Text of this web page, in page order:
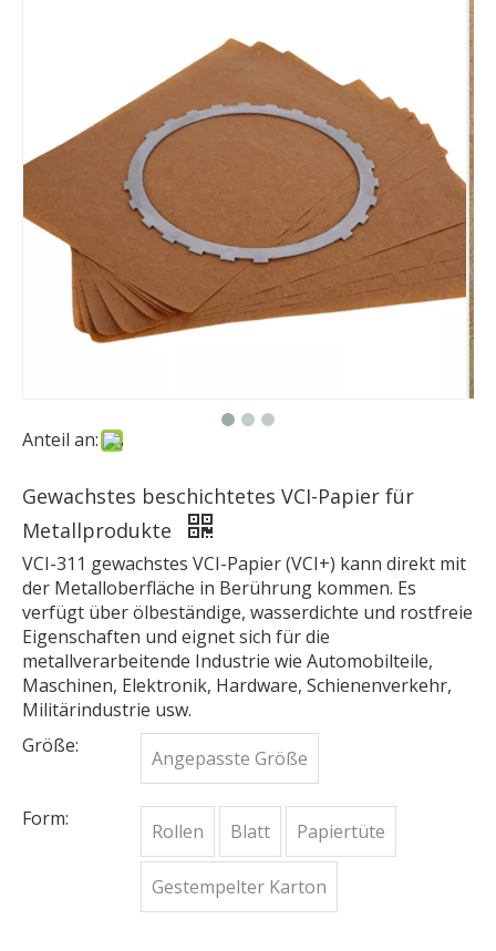
Anteil an:
Gewachstes beschichtetes VCI-Papier für
Metallprodukte
VCI-311 gewachstes VCI-Papier (VCI+) kann direkt mit
der Metalloberfläche in Berührung kommen. Es
verfügt über ölbeständige, wasserdichte und rostfreie
Eigenschaften und eignet sich für die
metallverarbeitende Industrie wie Automobilteile,
Maschinen, Elektronik, Hardware, Schienenverkehr,
Militärindustrie usw.
Größe:
Angepasste Größe
Form:
Rollen Blatt Papiertüte
Gestempelter Karton